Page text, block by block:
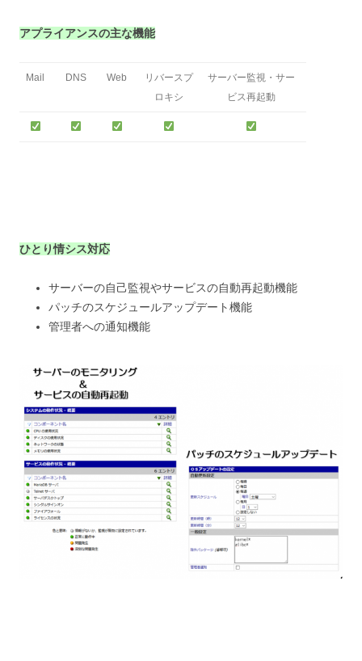
アプライアンスの主な機能
Mail DNS Web
リバースプ
ロキシ
サーバー監視・サー
ビス再起動
ひとり情シス対応
サーバーの自己監視やサービスの自動再起動機能
パッチのスケジュールアップデート機能
管理者への通知機能